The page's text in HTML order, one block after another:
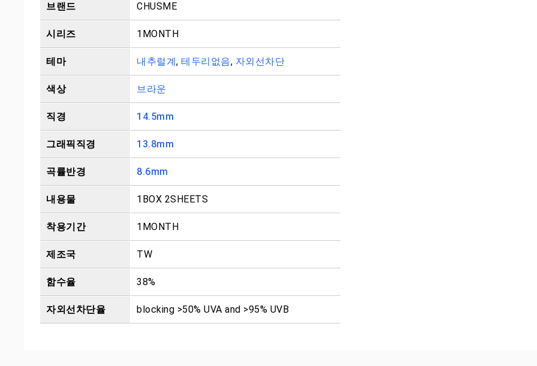
브랜드 CHUSME
시리즈 1MONTH
테마 내추럴계, 테두리없음, 자외선차단
색상 브라운
직경 14.5mm
그래픽직경 13.8mm
곡률반경 8.6mm
내용물 1BOX 2SHEETS
착용기간 1MONTH
제조국 TW
함수율 38%
자외선차단율 blocking >50% UVA and >95% UVB